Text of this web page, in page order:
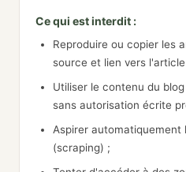
Ce qui est interdit :
Reproduire ou copier les
source et lien vers
Utiliser le contenu du
sans autorisation écrite
Aspirer automatiquement
(scraping) ;